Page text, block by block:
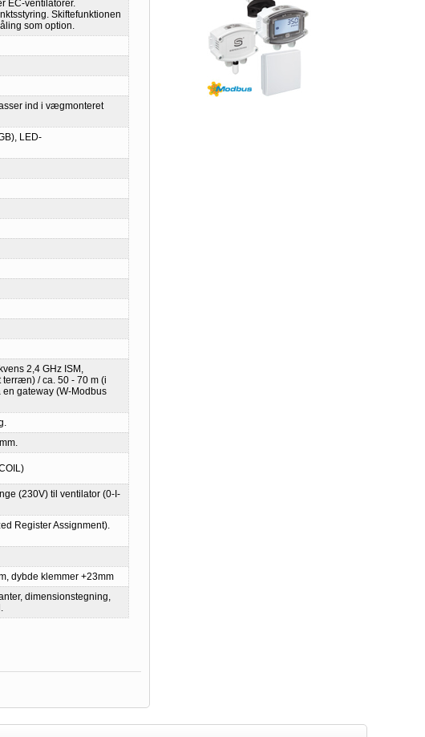
EC-ventilatorer.
Skiftefunktionen
som option.
ind i vægmonteret
LED-
2,4 GHz ISM,
/ ca. 50 - 70 m (i
gateway (W-Modbus
(230V) til ventilator (0-I-
Register Assignment).
dybde klemmer +23mm
dimensionstegning,